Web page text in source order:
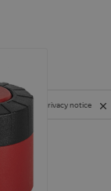
Privacy notice